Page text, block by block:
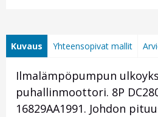
Kuvaus Yhteensopivat mallit
Ilmalämpöpumpun
puhallinmoottori. 8P
16829AA1991. Johdon